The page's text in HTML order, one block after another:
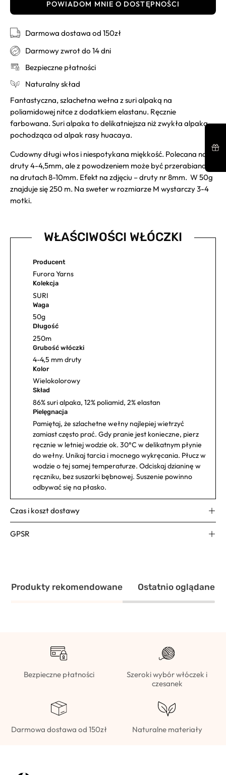
POWIADOM MNIE O DOSTĘPNOŚCI
Darmowa dostawa od 150zł
Darmowy zwrot do 14 dni
Bezpieczne płatności
Naturalny skład
Fantastyczna, szlachetna wełna z suri alpaką na
poliamidowej nitce z dodatkiem elastanu. Ręcznie
farbowana. Suri alpaka to delikatniejsza niż zwykła alpaka
pochodząca od alpak rasy huacaya.
Cudowny długi włos i niespotykana miękkość. Polecana na
druty 4-4,5mm, ale z powodzeniem może być przerabiana
na drutach 8-10mm. Efekt na zdjęciu – druty nr 8mm. W 50g
znajduje się 250 m. Na sweter w rozmiarze M wystarczy 3-4
motki.
WŁAŚCIWOŚCI WŁÓCZKI
Producent
Furora Yarns
Kolekcja
SURI
Waga
50g
Długość
250m
Grubość włóczki
4-4,5 mm druty
Kolor
Wielokolorowy
Skład
86% suri alpaka, 12% poliamid, 2% elastan
Pielęgnacja
Pamiętaj, że szlachetne wełny najlepiej wietrzyć
zamiast często prać. Gdy pranie jest konieczne, pierz
ręcznie w letniej wodzie ok. 30°C w delikatnym płynie
do wełny. Unikaj tarcia i mocnego wykręcania. Płucz w
wodzie o tej samej temperaturze. Odciskaj dzianinę w
ręczniku, bez suszarki bębnowej. Suszenie powinno
odbywać się na płasko.
Czas i koszt dostawy
GPSR
Produkty rekomendowane Ostatnio oglądane
Bezpieczne płatności
Szeroki wybór włóczek i
czesanek
Darmowa dostawa od 150zł Naturalne materiały